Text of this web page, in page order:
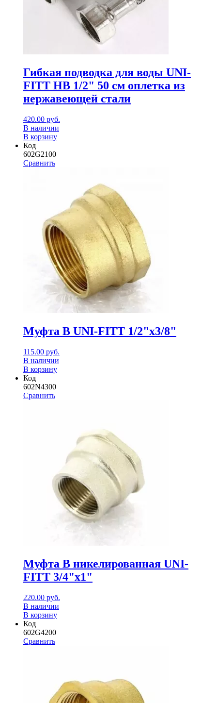
Гибкая подводка для воды UNI-
FITT НВ 1/2" 50 см оплетка из
нержавеющей стали
420.00 руб.
В наличии
В корзину
Код
602G2100
Сравнить
Муфта В UNI-FITT 1/2"х3/8"
115.00 руб.
В наличии
В корзину
Код
602N4300
Сравнить
Муфта В никелированная UNI-
FITT 3/4"x1"
220.00 руб.
В наличии
В корзину
Код
602G4200
Сравнить